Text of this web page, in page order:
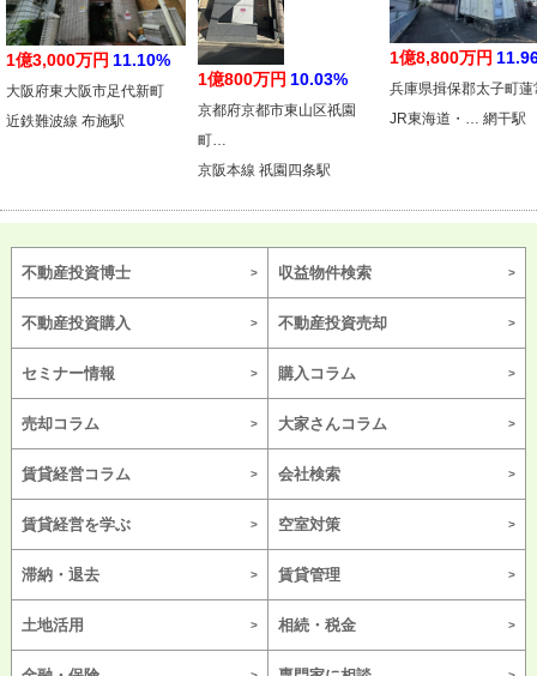
1億3,000万円 11.10%
大阪府東大阪市足代新町
近鉄難波線 布施駅
1億800万円 10.03%
京都府京都市東山区祇園
町…
京阪本線 祇園四条駅
1億8,800万円
兵庫県揖保郡太子町蓮
JR東海道・… 網干駅
不動産投資博士 収益物件検索
不動産投資購入 不動産投資売却
セミナー情報 購入コラム
売却コラム 大家さんコラム
賃貸経営コラム 会社検索
賃貸経営を学ぶ 空室対策
滞納・退去 賃貸管理
土地活用 相続・税金